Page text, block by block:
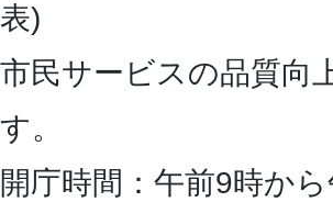
表)
市民サービスの品質向
す。
開庁時間：午前9時か